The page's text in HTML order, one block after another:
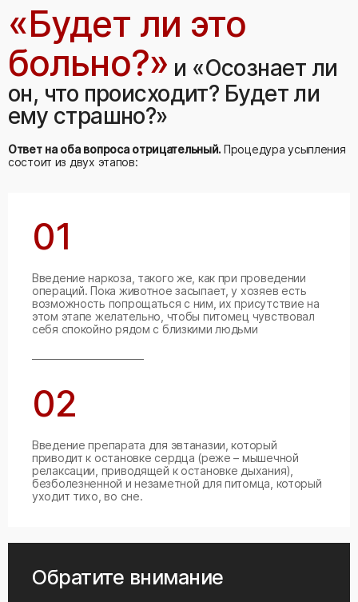
«Будет ли это
больно?» и «Осознает ли
он, что происходит? Будет ли
ему страшно?»
Ответ на оба вопроса отрицательный. Процедура усыпления
состоит из двух этапов:
01
Введение наркоза, такого же, как при проведении
операций. Пока животное засыпает, у хозяев есть
возможность попрощаться с ним, их присутствие на
этом этапе желательно, чтобы питомец чувствовал
себя спокойно рядом с близкими людьми
02
Введение препарата для эвтаназии, который
приводит к остановке сердца (реже – мышечной
релаксации, приводящей к остановке дыхания),
безболезненной и незаметной для питомца, который
уходит тихо, во сне.
Обратите внимание